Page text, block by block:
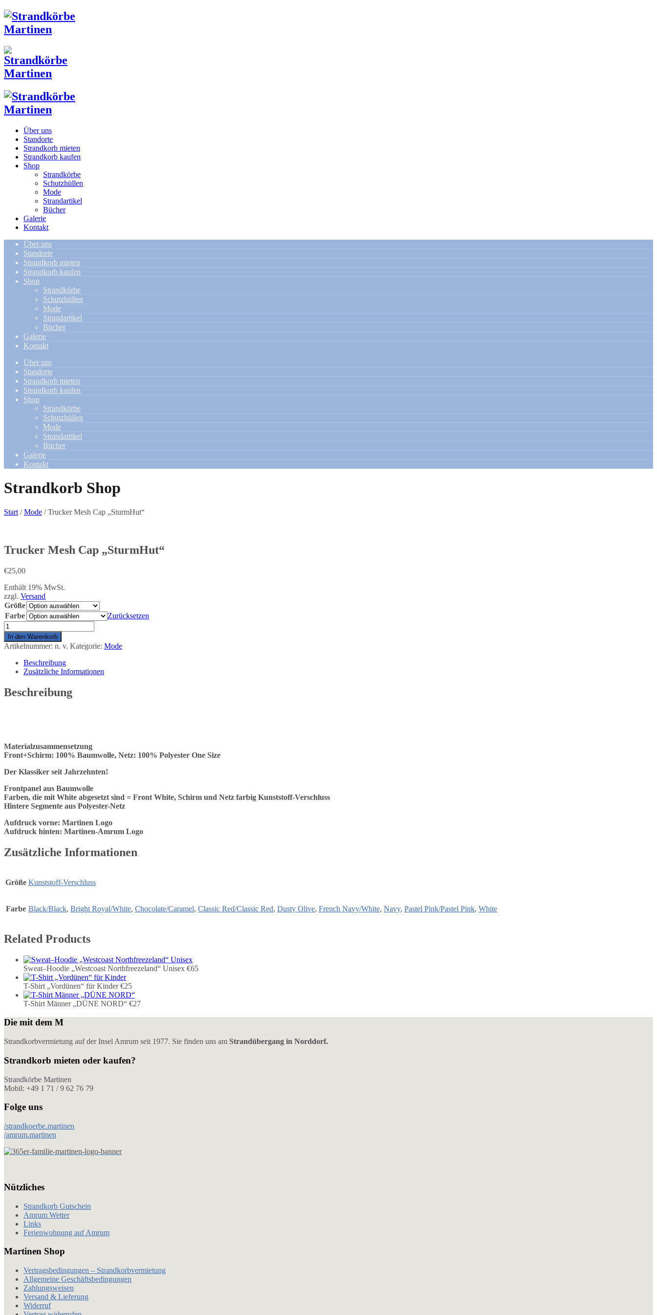
Über uns
Standorte
Strandkorb mieten
Strandkorb kaufen
Shop
Strandkörbe
Schutzhüllen
Mode
Strandartikel
Bücher
Galerie
Kontakt
Über uns
Standorte
Strandkorb mieten
Strandkorb kaufen
Shop
Strandkörbe
Schutzhüllen
Mode
Strandartikel
Bücher
Galerie
Kontakt
Über uns
Standorte
Strandkorb mieten
Strandkorb kaufen
Shop
Strandkörbe
Schutzhüllen
Mode
Strandartikel
Bücher
Galerie
Kontakt
Strandkorb Shop
Start /Mode / Trucker Mesh Cap „SturmHut“
Trucker Mesh Cap „SturmHut“
€25,00
Enthält 19% MwSt.
zzgl. Versand
Größe
Farbe
Zurücksetzen
Trucker
Mesh
Cap
„SturmHut“
Menge
In den Warenkorb
Artikelnummer: n. v. Kategorie: Mode
Beschreibung
Zusätzliche Informationen
Beschreibung
Materialzusammensetzung
Front+Schirm: 100% Baumwolle, Netz: 100% Polyester One Size
Der Klassiker seit Jahrzehnten!
Frontpanel aus Baumwolle
Farben, die mit White abgesetzt sind = Front White, Schirm und Netz farbig Kunststoff-Verschluss
Hintere Segmente aus Polyester-Netz
Aufdruck vorne: Martinen Logo
Aufdruck hinten: Martinen-Amrum Logo
Zusätzliche Informationen
Größe Kunststoff-Verschluss
Farbe Black/Black, Bright Royal/White, Chocolate/Caramel, Classic Red/Classic Red, Dusty Olive, French Navy/White, Navy, Pastel Pink/Pastel Pink, White
Related Products
Sweat–Hoodie „Westcoast Northfreezeland“ Unisex €65
T-Shirt „Vordünen“ für Kinder €25
T-Shirt Männer „DÜNE NORD“ €27
Die mit dem M
Strandkorbvermietung auf der Insel Amrum seit 1977. Sie finden uns am Strandübergang in Norddorf.
Strandkorb mieten oder kaufen?
Strandkörbe Martinen
Mobil: +49 1 71 / 9 62 76 79
Folge uns
/strandkoerbe.martinen
/amrum.martinen
Nützliches
Strandkorb Gutschein
Amrum Wetter
Links
Ferienwohnung auf Amrum
Martinen Shop
Vertragsbedingungen – Strandkorbvermietung
Allgemeine Geschäftsbedingungen
Zahlungsweisen
Versand & Lieferung
Widerruf